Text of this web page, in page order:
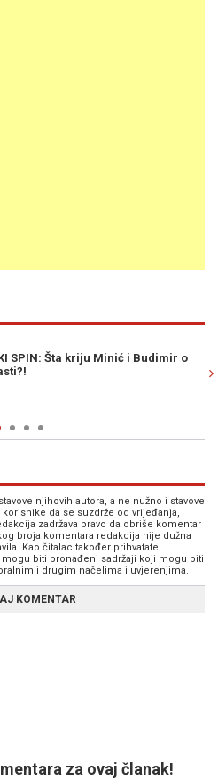
VELIKA KRIMINALNA AFERA
premijera Radovana Viškovića u
njihovih autora, a ne nužno i stavove
da se suzdrže od vrijeđanja,
zadržava pravo da obriše komentar
broja komentara redakcija nije dužna
Kao čitalac također prihvatate
biti pronađeni sadržaji koji mogu biti
i drugim načelima i uvjerenjima.
KOMENTAR
za ovaj članak!